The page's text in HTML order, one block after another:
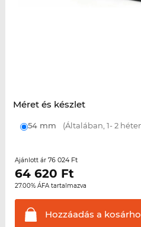
Méret és készlet
54 mm (Általában, 1- 2
Ajánlott ár 76 024 Ft
64 620 Ft
27.00% ÁFA tartalmazva
Hozzáadás a